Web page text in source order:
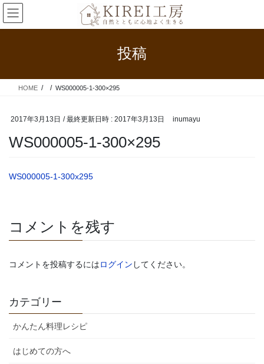
コ
ン
テ
ス
ナ
ビ
ゲ
ン
投稿
HOME WS000005-1-300×295
2017年3月13日 / 最終更新日時 : 2017年3月13日 inumayu
WS000005-1-300×295
WS000005-1-300x295
コメントを残す
コメントを投稿するにはログイン してください。
カテゴリー
かんたん料理レシピ
はじめての方へ